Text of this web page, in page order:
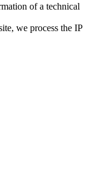
of a technical
we process the IP